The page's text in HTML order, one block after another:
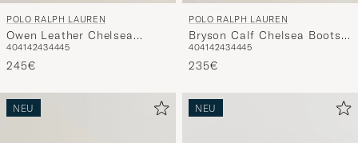
POLO RALPH LAUREN
Owen Leather Chelsea
Boots Black
404142434445
245€
POLO RALPH LAUREN
Bryson Calf Chelsea Boots
Polo Brown
404142434445
235€
NEU NEU